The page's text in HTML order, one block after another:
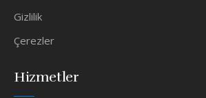
Gizlilik
Çerezler
Hizmetler